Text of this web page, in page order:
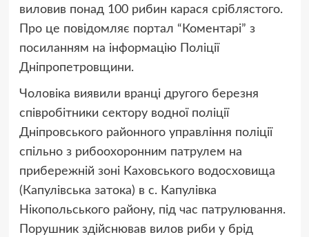
виловив понад 100 рибин карася сріблястого.
Про це повідомляє портал “Коментарі” з
посиланням на інформацію Поліції
Дніпропетровщини.
Чоловіка виявили вранці другого березня
співробітники сектору водної поліції
Дніпровського районного управління поліції
спільно з рибоохоронним патрулем на
прибережній зоні Каховського водосховища
(Капулівська затока) в с. Капулівка
Нікопольського району, під час патрулювання.
Порушник здійснював вилов риби у брід